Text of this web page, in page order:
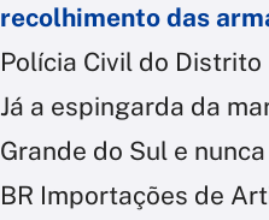
recolhimento das
Polícia Civil do Distrito
Já a espingarda da
Grande do Sul e
BR Importações de